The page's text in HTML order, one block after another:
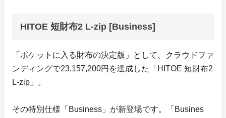
HITOE 短財布2 L-zip [Business]
「ポケットに入る財布の決定版」として、クラウドファ
ンディングで23,157,200円を達成した「HITOE 短財布2
L-zip」。
その特別仕様「Business」が新登場です。「Busines